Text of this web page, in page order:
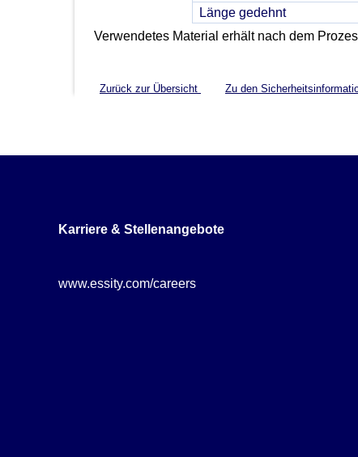
Länge gedehnt
Verwendetes Material erhält nach dem
Zurück zur Übersicht Zu den
Karriere & Stellenangebote
www.essity.com/careers